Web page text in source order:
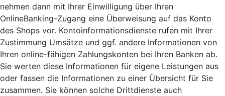
nehmen dann mit Ihrer Einwilligung über Ihren
OnlineBanking-Zugang eine Überweisung auf das Konto
des Shops vor. Kontoinformationsdienste rufen mit Ihrer
Zustimmung Umsätze und ggf. andere Informationen von
Ihren online-fähigen Zahlungskonten bei Ihren Banken ab.
Sie werten diese Informationen für eigene Leistungen aus
oder fassen die Informationen zu einer Übersicht für Sie
zusammen. Sie können solche Drittdienste auch